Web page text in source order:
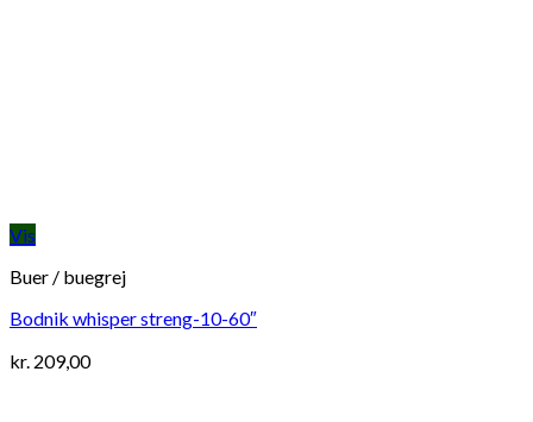
Vis
Buer / buegrej
Bodnik whisper streng-10-60″
kr. 209,00